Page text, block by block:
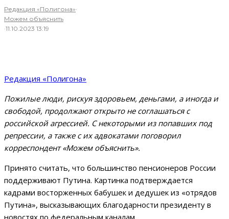
Редакция «Полигона»·
Можем объяснить
·11.10.2023 13:19
Редакция «Полигона»
Пожилые люди, рискуя здоровьем, деньгами, а иногда и
свободой, продолжают открыто не соглашаться с
российской агрессией. С некоторыми из попавших под
репрессии, а также с их адвокатами поговорил
корреспондент «Можем объяснить».
Принято считать, что большинство пенсионеров России
поддерживают Путина. Картинка подтверждается
кадрами восторженных бабушек и дедушек из «отрядов
Путина», высказывающих благодарности президенту в